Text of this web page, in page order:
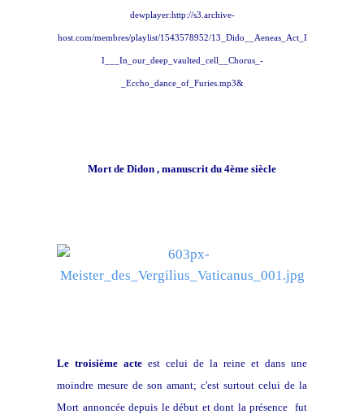
dewplayer:http://s3.archive-
host.com/membres/playlist/1543578952/13_Dido__Aeneas_Act_I
I___In_our_deep_vaulted_cell__Chorus_-
_Eccho_dance_of_Furies.mp3&
Mort de Didon , manuscrit du 4ème siècle
Le troisième acte est celui de la reine et dans une
moindre mesure de son amant; c'est surtout celui de la
Mort annoncée depuis le début et dont la présence fut